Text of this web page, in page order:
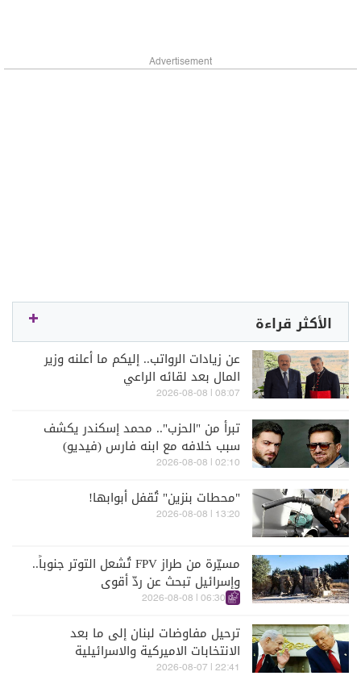
Advertisement
الأكثر قراءة
عن زيادات الرواتب.. إليكم ما أعلنه وزير
المال بعد لقائه الراعي
08:07 | 2026-08-08
تبرأ من "الحزب".. محمد إسكندر يكشف
سبب خلافه مع ابنه فارس (فيديو)
02:10 | 2026-08-08
"محطات بنزين" تُقفل أبوابها!
13:20 | 2026-08-08
مسيّرة من طراز FPV تُشعل التوتر جنوباً..
وإسرائيل تبحث عن ردّ أقوى
06:30 | 2026-08-08
ترحيل مفاوضات لبنان إلى ما بعد
الانتخابات الاميركية والاسرائيلية
22:41 | 2026-08-07